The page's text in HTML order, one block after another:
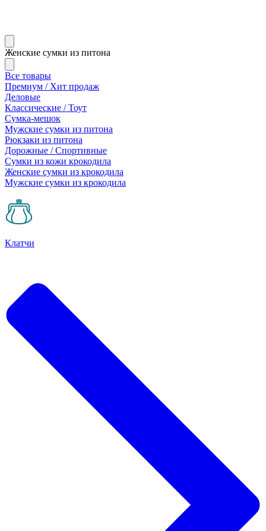
Женские сумки из питона
Все товары
Премиум / Хит продаж
Деловые
Классические / Тоут
Сумка-мешок
Мужские сумки из питона
Рюкзаки из питона
Дорожные / Спортивные
Сумки из кожи крокодила
Женские сумки из крокодила
Мужские сумки из крокодила
Клатчи